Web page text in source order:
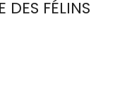
DES FÉLINS